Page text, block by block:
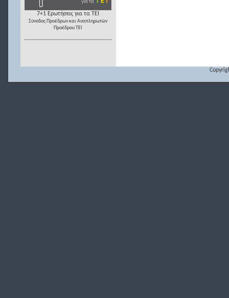
7+1 Ερωτήσεις για τα ΤΕΙ
Σύνοδος Προέδρων και Αναπληρωτών
Προέδρου ΤΕΙ